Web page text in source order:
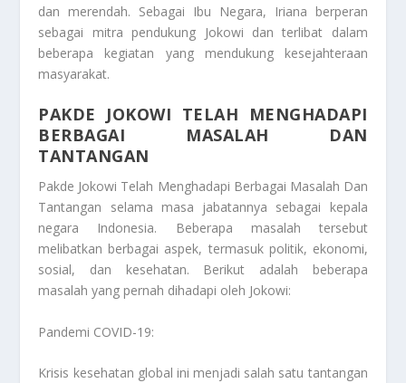
dan merendah. Sebagai Ibu Negara, Iriana berperan
sebagai mitra pendukung Jokowi dan terlibat dalam
beberapa kegiatan yang mendukung kesejahteraan
masyarakat.
PAKDE JOKOWI TELAH MENGHADAPI
BERBAGAI MASALAH DAN
TANTANGAN
Pakde Jokowi Telah Menghadapi Berbagai Masalah Dan
Tantangan selama masa jabatannya sebagai kepala
negara Indonesia. Beberapa masalah tersebut
melibatkan berbagai aspek, termasuk politik, ekonomi,
sosial, dan kesehatan. Berikut adalah beberapa
masalah yang pernah dihadapi oleh Jokowi:
Pandemi COVID-19:
Krisis kesehatan global ini menjadi salah satu tantangan